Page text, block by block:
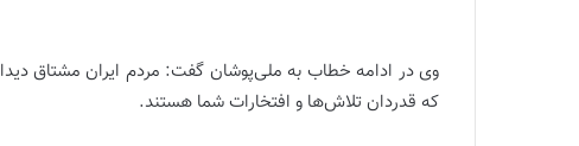
وی در ادامه خطاب به ملی‌پوشان گفت: مردم ایران مشتاق
که قدردان تلاش‌ها و افتخارات شما هستند.